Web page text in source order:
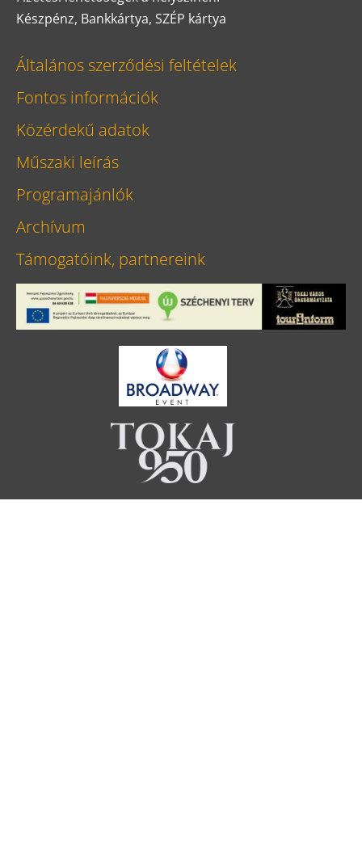
Készpénz, Bankkártya, SZÉP kártya
Általános szerződési feltételek
Fontos információk
Közérdekű adatok
Műszaki leírás
Programajánlók
Archívum
Támogatóink, partnereink